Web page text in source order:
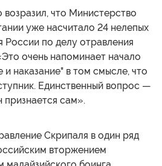
что Министерство
уже насчитало 24 нелепых
России по делу отравления
очень напоминает начало
наказание" в том смысле, что
Единственный вопрос —
признается сам».
Скрипаля в один ряд
вторжением